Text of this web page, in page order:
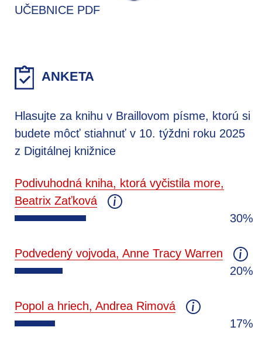
UČEBNICE PDF
ANKETA
Hlasujte za knihu v Braillovom písme, ktorú si
budete môcť stiahnuť v 10. týždni roku 2025
z Digitálnej knižnice
Podivuhodná kniha, ktorá vyčistila more,
Beatrix Zaťková
30%
Podvedený vojvoda, Anne Tracy Warren
20%
Popol a hriech, Andrea Rimová
17%